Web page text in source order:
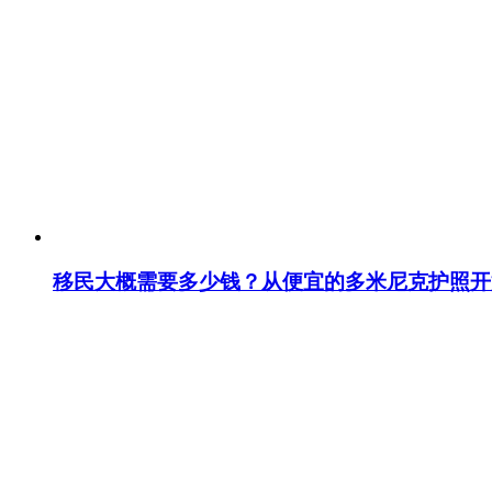
移民大概需要多少钱？从便宜的多米尼克护照